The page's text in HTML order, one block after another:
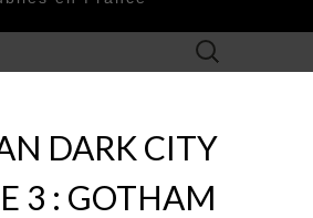
Rechercher :
DARK CITY
3 : GOTHAM